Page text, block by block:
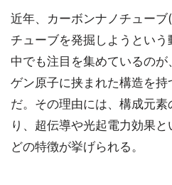
近年、カーボンナノチュー
チューブを発掘しようという
中でも注目を集めているの
ゲン原子に挟まれた構造を
だ。その理由には、構成元
り、超伝導や光起電力効果
どの特徴が挙げられる。